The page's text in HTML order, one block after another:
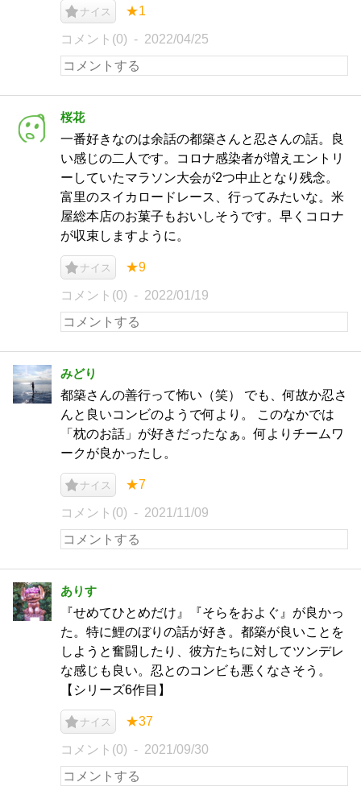
ナイス ★1
コメント(0) 2022/04/25
桜花
一番好きなのは余話の都築さんと忍さんの話。良
い感じの二人です。コロナ感染者が増えエントリ
ーしていたマラソン大会が2つ中止となり残念。
富里のスイカロードレース、行ってみたいな。米
屋総本店のお菓子もおいしそうです。早くコロナ
が収束しますように。
ナイス ★9
コメント(0) 2022/01/19
みどり
都築さんの善行って怖い（笑） でも、何故か忍さ
んと良いコンビのようで何より。 このなかでは
「枕のお話」が好きだったなぁ。何よりチームワ
ークが良かったし。
ナイス ★7
コメント(0) 2021/11/09
ありす
『せめてひとめだけ』『そらをおよぐ』が良かっ
た。特に鯉のぼりの話が好き。都築が良いことを
しようと奮闘したり、彼方たちに対してツンデレ
な感じも良い。忍とのコンビも悪くなさそう。
【シリーズ6作目】
ナイス ★37
コメント(0) 2021/09/30